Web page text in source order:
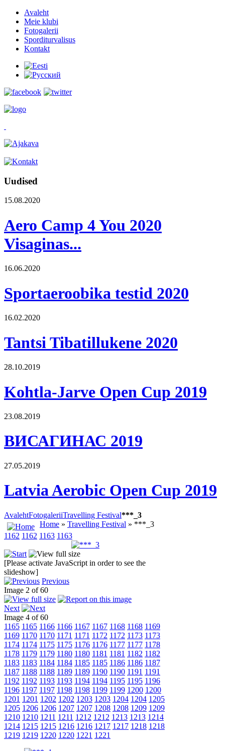
Avaleht
Meie klubi
Fotogalerii
Sporditurvalisus
Kontakt
Uudised
15.08.2020
Aero Camp 4 You 2020
Visaginas...
16.06.2020
Sportaeroobika testid 2020
16.02.2020
Tantsi Tibatillukene 2020
28.10.2019
Kohtla-Jarve Open Cup 2019
23.08.2019
ВИСАГИНАС 2019
27.05.2019
Latvia Aerobic Open Cup 2019
AvalehtFotogaleriiTravelling Festival***_3
Home » Travelling Festival » ***_3
1162 1162 1163 1163
[Please activate JavaScript in order to see the
slideshow]
Previous
Image 2 of 60
Next
Image 4 of 60
1165 1165 1166 1166 1167 1167 1168 1168 1169
1169 1170 1170 1171 1171 1172 1172 1173 1173
1174 1174 1175 1175 1176 1176 1177 1177 1178
1178 1179 1179 1180 1180 1181 1181 1182 1182
1183 1183 1184 1184 1185 1185 1186 1186 1187
1187 1188 1188 1189 1189 1190 1190 1191 1191
1192 1192 1193 1193 1194 1194 1195 1195 1196
1196 1197 1197 1198 1198 1199 1199 1200 1200
1201 1201 1202 1202 1203 1203 1204 1204 1205
1205 1206 1206 1207 1207 1208 1208 1209 1209
1210 1210 1211 1211 1212 1212 1213 1213 1214
1214 1215 1215 1216 1216 1217 1217 1218 1218
1219 1219 1220 1220 1221 1221